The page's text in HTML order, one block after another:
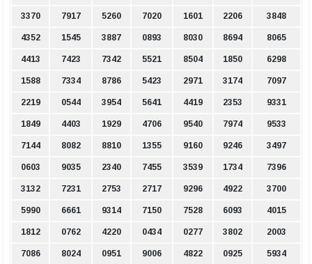
3370 7917 5260 7020 1601 2206 3848
4352 1545 3887 0893 8030 8694 8065
4413 7423 7342 5521 8504 1850 6298
1588 7334 8786 5423 2971 3174 7097
2219 0544 3954 5641 4419 2353 9331
1849 4403 1929 4706 9540 7974 9533
7144 8082 8810 1355 9160 9246 3497
0603 9035 2340 7455 3539 1734 7396
3132 7231 2753 2717 9296 4922 3700
5990 6661 9314 7150 7528 6093 4015
1812 0762 4220 0434 0277 3802 2003
7086 8024 0951 9006 4822 0925 5934